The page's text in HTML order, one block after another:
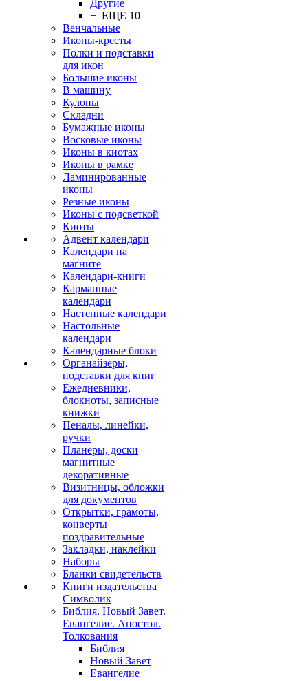
Другие
+ ЕЩЕ 10
Венчальные
Иконы-кресты
Полки и подставки
для икон
Большие иконы
В машину
Кулоны
Складни
Бумажные иконы
Восковые иконы
Иконы в киотах
Иконы в рамке
Ламинированные
иконы
Резные иконы
Иконы с подсветкой
Киоты
Адвент календари
Календари на
магните
Календари-книги
Карманные
календари
Настенные календари
Настольные
календари
Календарные блоки
Органайзеры,
подставки для книг
Ежедневники,
блокноты, записные
книжки
Пеналы, линейки,
ручки
Планеры, доски
магнитные
декоративные
Визитницы, обложки
для документов
Открытки, грамоты,
конверты
поздравительные
Закладки, наклейки
Наборы
Бланки свидетельств
Книги издательства
Символик
Библия. Новый Завет.
Евангелие. Апостол.
Толкования
Библия
Новый Завет
Евангелие